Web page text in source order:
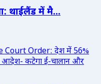
थाईलैंड में मै...